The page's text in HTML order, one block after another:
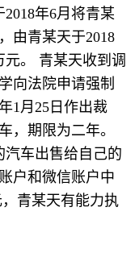
年6月将青某
由青某天于2018
元。 青某天收到调
向法院申请强制
1月25日作出裁
，期限为二年。
汽车出售给自己的
户和微信账户中
青某天有能力执